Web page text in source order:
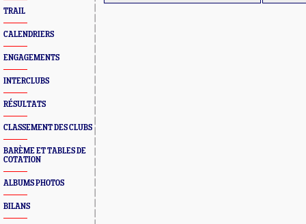
TRAIL
CALENDRIERS
ENGAGEMENTS
INTERCLUBS
RÉSULTATS
CLASSEMENT DES CLUBS
BARÈME ET TABLES DE
COTATION
ALBUMS PHOTOS
BILANS